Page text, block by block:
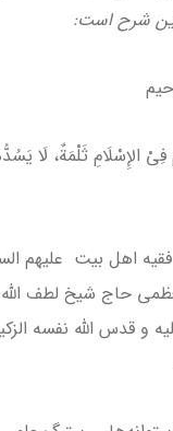
شرح است:
فِیْ الإِسْلَامِ ثَلْمَةٌ، لَا
فقیه اهل بیت علیهم
حاج شیخ لطف
و قدس الله نفسه